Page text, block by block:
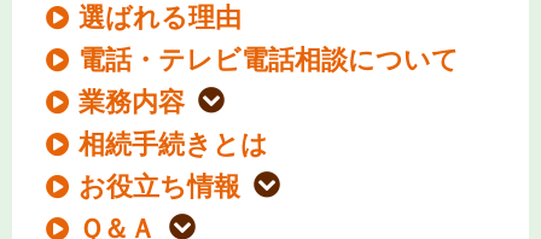
選ばれる理由
電話・テレビ電話相談について
業務内容
相続手続きとは
お役立ち情報
Ｑ＆Ａ